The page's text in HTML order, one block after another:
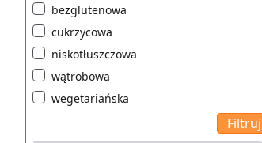
bezglutenowa
cukrzycowa
niskotłuszczowa
wątrobowa
wegetariańska